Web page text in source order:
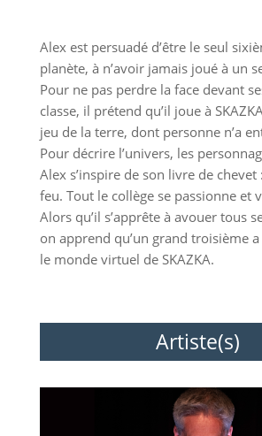
Alex est persuadé d’être le seul
planète, à n’avoir jamais joué à un
Pour ne pas perdre la face devant
classe, il prétend qu’il joue à
jeu de la terre, dont personne n’a
Pour décrire l’univers, les
Alex s’inspire de son livre de chevet
feu. Tout le collège se passionne et
Alors qu’il s’apprête à avouer tous
on apprend qu’un grand troisième
le monde virtuel de SKAZKA.
Artiste(s)